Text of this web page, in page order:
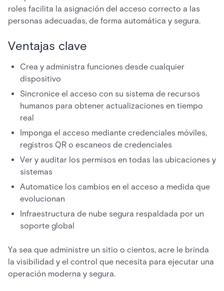
roles facilita la asignación del acceso correcto a las
personas adecuadas, de forma automática y segura.
Ventajas clave
Crea y administra funciones desde cualquier
dispositivo
Sincronice el acceso con su sistema de recursos
humanos para obtener actualizaciones en tiempo
real
Imponga el acceso mediante credenciales móviles,
registros QR o escaneos de credenciales
Ver y auditar los permisos en todas las ubicaciones y
sistemas
Automatice los cambios en el acceso a medida que
evolucionan
Infraestructura de nube segura respaldada por un
soporte global
Ya sea que administre un sitio o cientos, acre le brinda
la visibilidad y el control que necesita para ejecutar una
operación moderna y segura.